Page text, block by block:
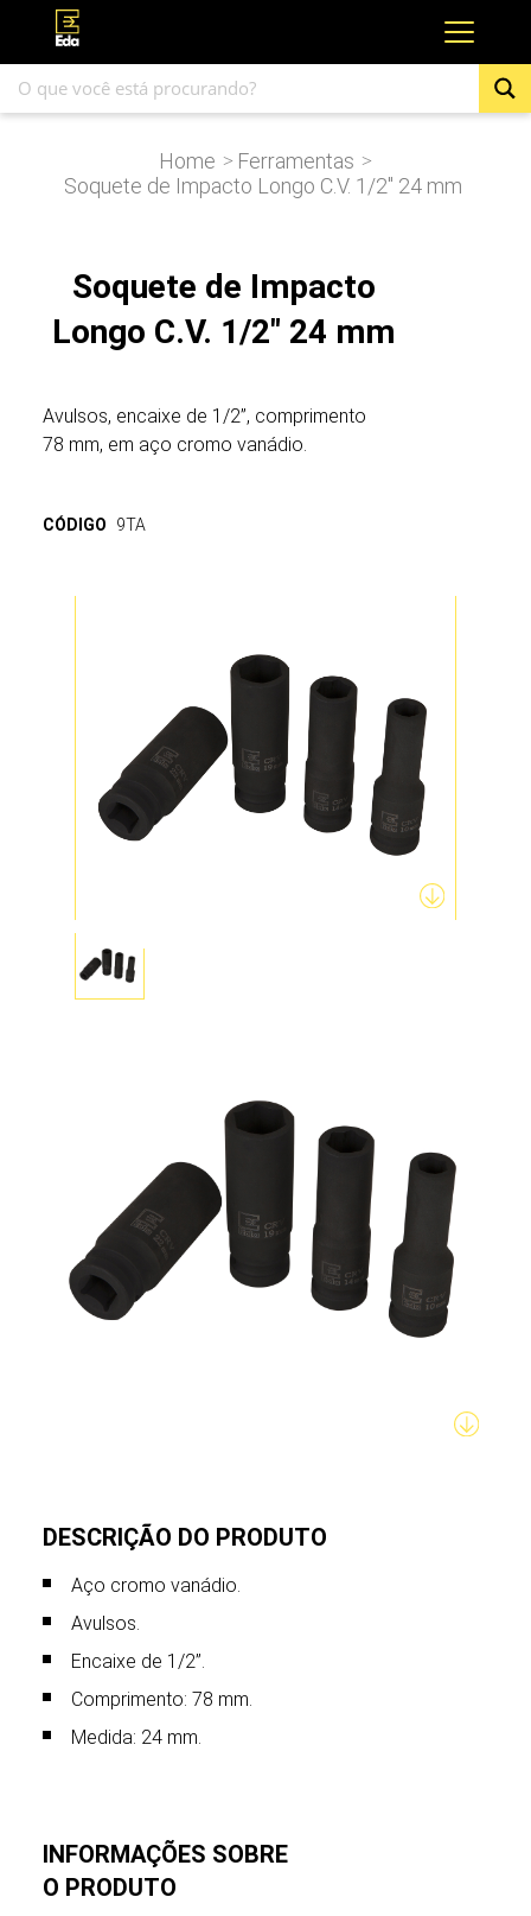
Home > Ferramentas >
Soquete de Impacto Longo C.V. 1/2″ 24 mm
Soquete de Impacto
Longo C.V. 1/2" 24 mm
Avulsos, encaixe de 1/2”, comprimento
78 mm, em aço cromo vanádio.
CÓDIGO 9TA
DESCRIÇÃO DO PRODUTO
Aço cromo vanádio.
Avulsos.
Encaixe de 1/2”.
Comprimento: 78 mm.
Medida: 24 mm.
INFORMAÇÕES SOBRE
O PRODUTO